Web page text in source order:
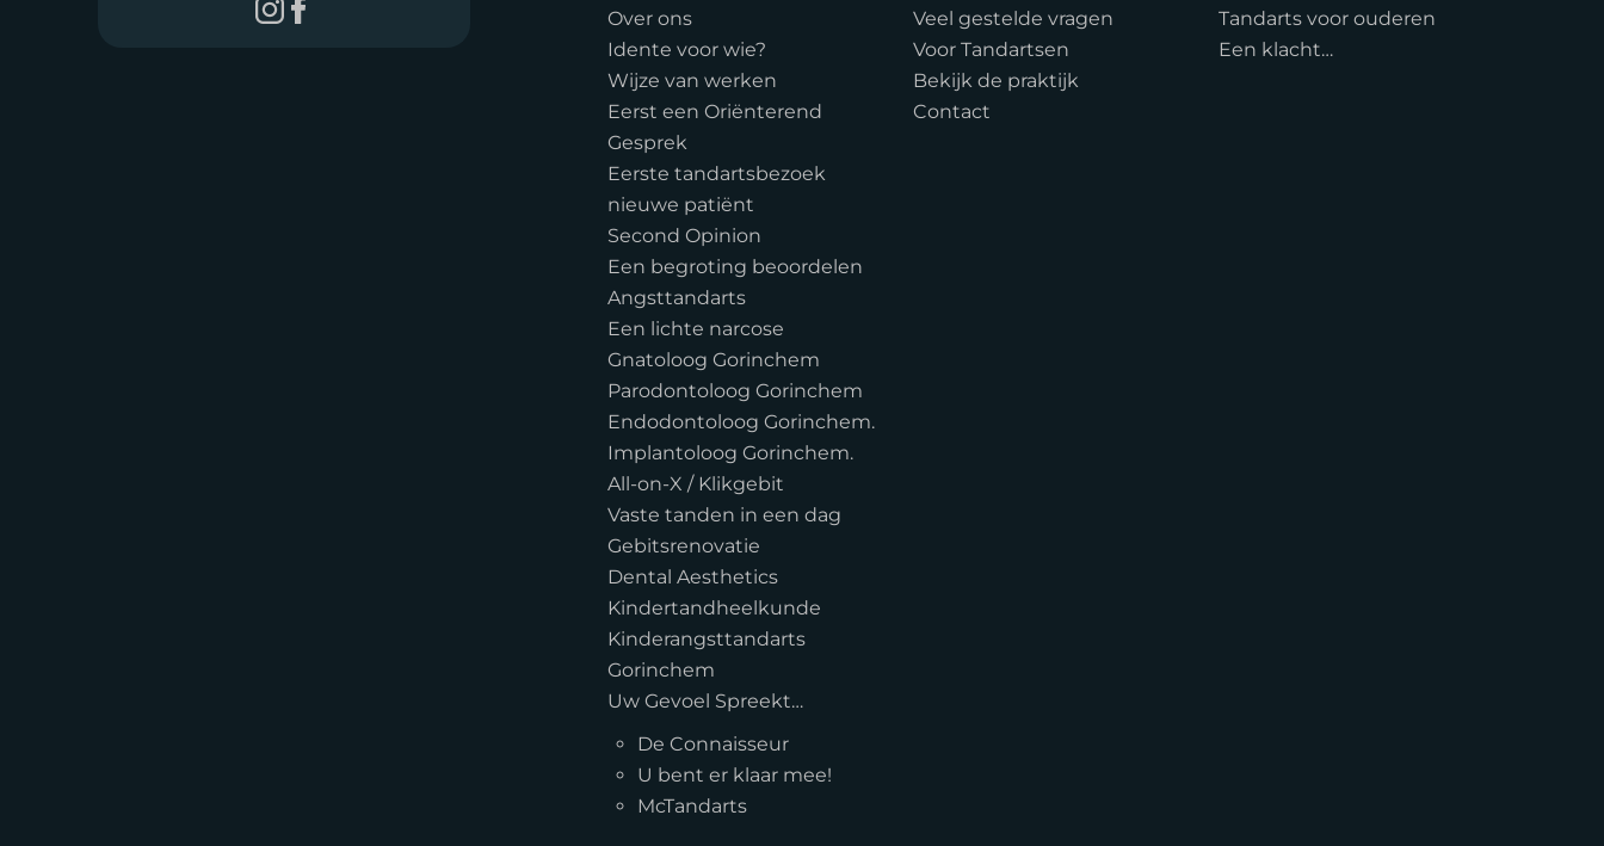
Over ons
Idente voor wie?
Wijze van werken
Eerst een Oriënterend
Gesprek
Eerste tandartsbezoek
nieuwe patiënt
Second Opinion
Een begroting beoordelen
Angsttandarts
Een lichte narcose
Gnatoloog Gorinchem
Parodontoloog Gorinchem
Endodontoloog Gorinchem.
Implantoloog Gorinchem.
All-on-X / Klikgebit
Vaste tanden in een dag
Gebitsrenovatie
Dental Aesthetics
Kindertandheelkunde
Kinderangsttandarts
Gorinchem
Uw Gevoel Spreekt…
De Connaisseur
U bent er klaar mee!
McTandarts
Veel gestelde vragen
Voor Tandartsen
Bekijk de praktijk
Contact
Tandarts voor ouderen
Een klacht…